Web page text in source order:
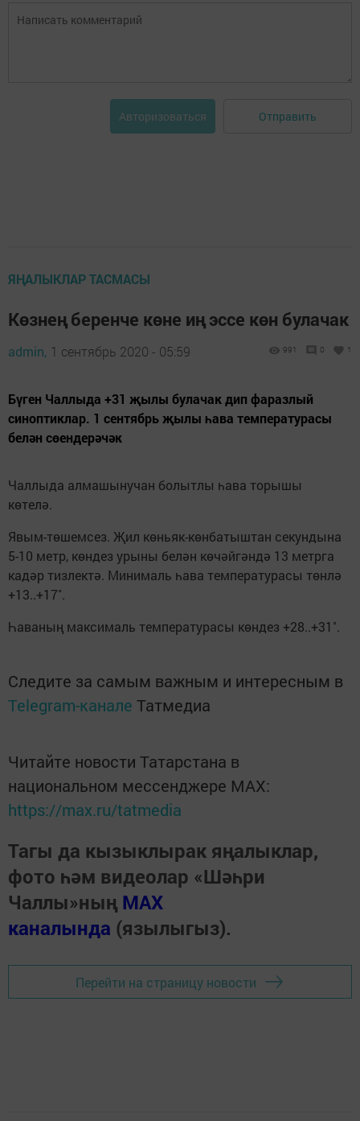
Авторизоваться Отправить
ЯҢАЛЫКЛАР ТАСМАСЫ
Көзнең беренче көне иң эссе көн булачак
admin, 1 сентябрь 2020 - 05:59 991 0 1
Бүген Чаллыда +31 җылы булачак дип фаразлый
синоптиклар. 1 сентябрь җылы һава температурасы
белән сөендерәчәк
Чаллыда алмашынучан болытлы һава торышы
көтелә.
Явым-төшемсез. Җил көньяк-көнбатыштан секундына
5-10 метр, көндез урыны белән көчәйгәндә 13 метрга
кадәр тизлектә. Минималь һава температурасы төнлә
+13..+17˚.
Һаваның максималь температурасы көндез +28..+31˚.
Следите за самым важным и интересным в
Telegram-канале Татмедиа
Читайте новости Татарстана в
национальном мессенджере MАХ:
https://max.ru/tatmedia
Тагы да кызыклырак яңалыклар,
фото һәм видеолар «Шәһри
Чаллы»ның MAX
каналында (язылыгыз).
Перейти на страницу новости